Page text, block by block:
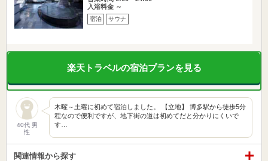
入浴料金 ～
宿泊 サウナ
楽天トラベルの宿泊プランを見る
40代 男
性
木曜～土曜に初めて宿泊しました。 【立地】 博多駅から徒歩5分
程なので便利ですが、地下街の道は初めてだと分かりにくいで
す…
関連情報から探す